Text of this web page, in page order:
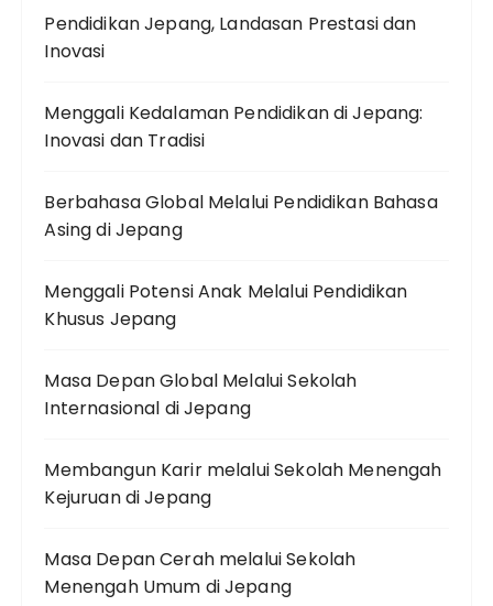
Pendidikan Jepang, Landasan Prestasi dan
Inovasi
Menggali Kedalaman Pendidikan di Jepang:
Inovasi dan Tradisi
Berbahasa Global Melalui Pendidikan Bahasa
Asing di Jepang
Menggali Potensi Anak Melalui Pendidikan
Khusus Jepang
Masa Depan Global Melalui Sekolah
Internasional di Jepang
Membangun Karir melalui Sekolah Menengah
Kejuruan di Jepang
Masa Depan Cerah melalui Sekolah
Menengah Umum di Jepang